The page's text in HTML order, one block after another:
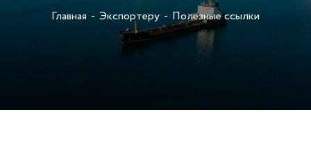
Главная Экспортеру Полезные ссылки